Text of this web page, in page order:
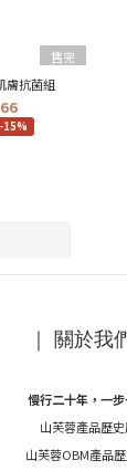
售完
膚抗菌組
-15%
｜ 關於我
慢行二十年，一
山芙蓉產品歷
山芙蓉OBM產品